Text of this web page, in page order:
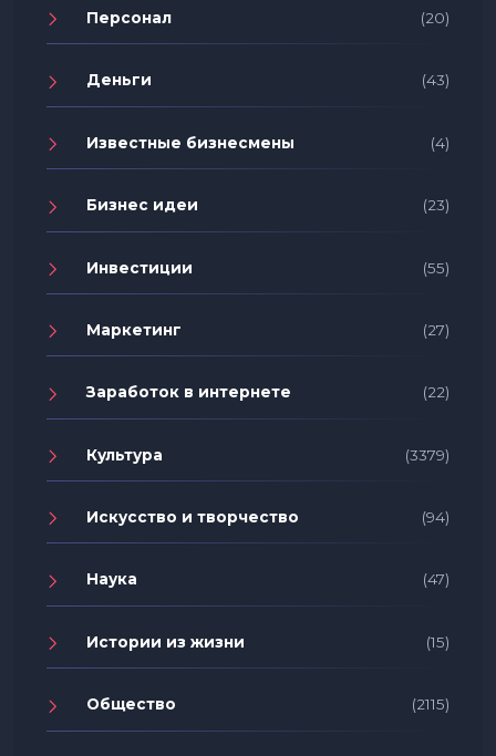
Персонал (20)
Деньги (43)
Известные бизнесмены (4)
Бизнес идеи (23)
Инвестиции (55)
Маркетинг (27)
Заработок в интернете (22)
Культура (3379)
Искусство и творчество (94)
Наука (47)
Истории из жизни (15)
Общество (2115)